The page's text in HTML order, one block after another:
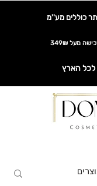
כוללים מע''מ
מעל 349₪
לכל הארץ